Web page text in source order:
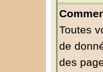
Toutes
de
des